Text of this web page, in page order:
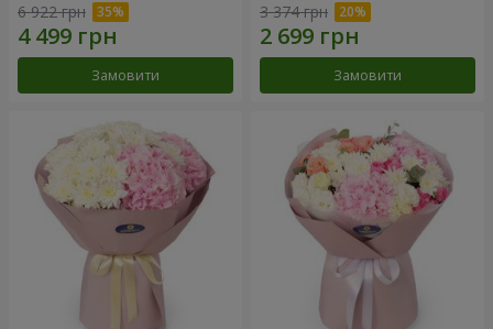
6 922 грн
Замовити
3 374 грн
Замовити